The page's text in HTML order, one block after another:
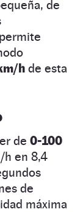
de
h de esta
de 0-100
en 8,4
de
máxima